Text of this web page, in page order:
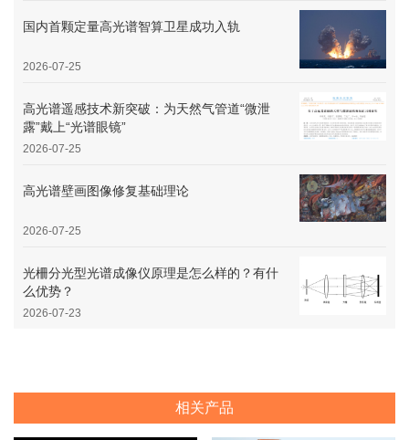
国内首颗定量高光谱智算卫星成功入轨
2026-07-25
高光谱遥感技术新突破：为天然气管道“微泄
露”戴上“光谱眼镜”
2026-07-25
高光谱壁画图像修复基础理论
2026-07-25
光柵分光型光谱成像仪原理是怎么样的？有什
么优势？
2026-07-23
相关产品